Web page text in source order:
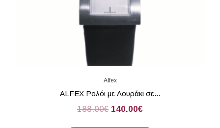
Alfex
ALFEX Ρολόι με Λουράκι σε...
188.00€ 140.00€